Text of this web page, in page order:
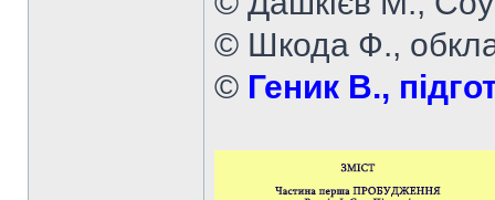
© Шкода Ф.,
© Геник В.,